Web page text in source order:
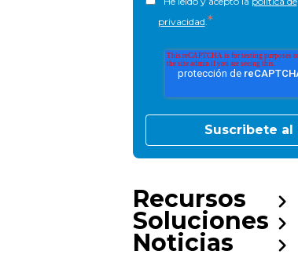
privacidad *
Recursos
Soluciones
Noticias